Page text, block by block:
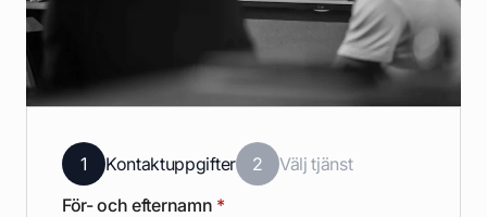
1 Kontaktuppgifter 2
Välj tjänst
För- och efternamn *